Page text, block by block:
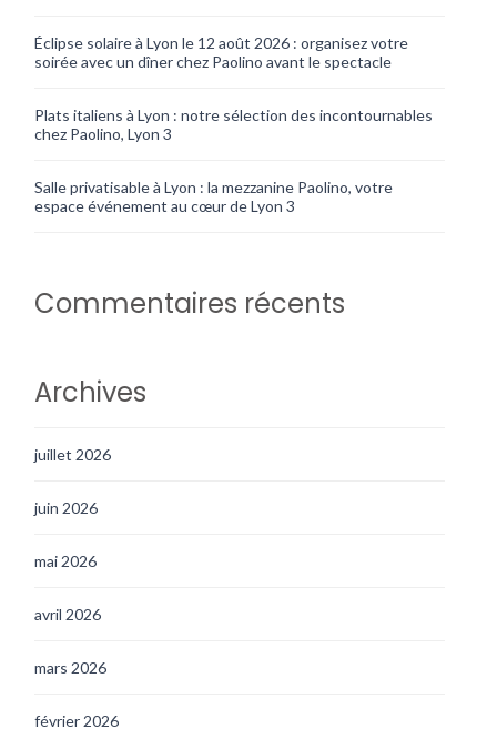
Éclipse solaire à Lyon le 12 août 2026 : organisez votre
soirée avec un dîner chez Paolino avant le spectacle
Plats italiens à Lyon : notre sélection des incontournables
chez Paolino, Lyon 3
Salle privatisable à Lyon : la mezzanine Paolino, votre
espace événement au cœur de Lyon 3
Commentaires récents
Archives
juillet 2026
juin 2026
mai 2026
avril 2026
mars 2026
février 2026